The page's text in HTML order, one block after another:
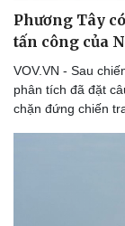
Phương Tây
tấn công của
VOV.VN - Sau
phân tích đã đặt
chặn đứng chiến